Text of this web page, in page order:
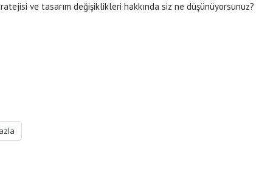
ve tasarım değişiklikleri hakkında siz ne düşünüyorsunuz?